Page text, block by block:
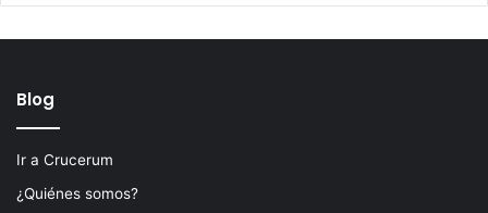
Blog
Ir a Crucerum
¿Quiénes somos?